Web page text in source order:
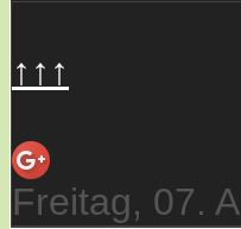
↑↑↑
Freitag, 07.